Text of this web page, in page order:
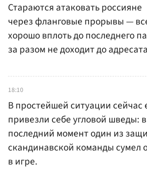
Стараются атаковать россияне
через фланговые прорывы —
хорошо вплоть до последнего
за разом не доходит до
18:10
В простейшей ситуации сейчас
привезли себе угловой шведы:
последний момент один из
скандинавской команды сумел
в игре.